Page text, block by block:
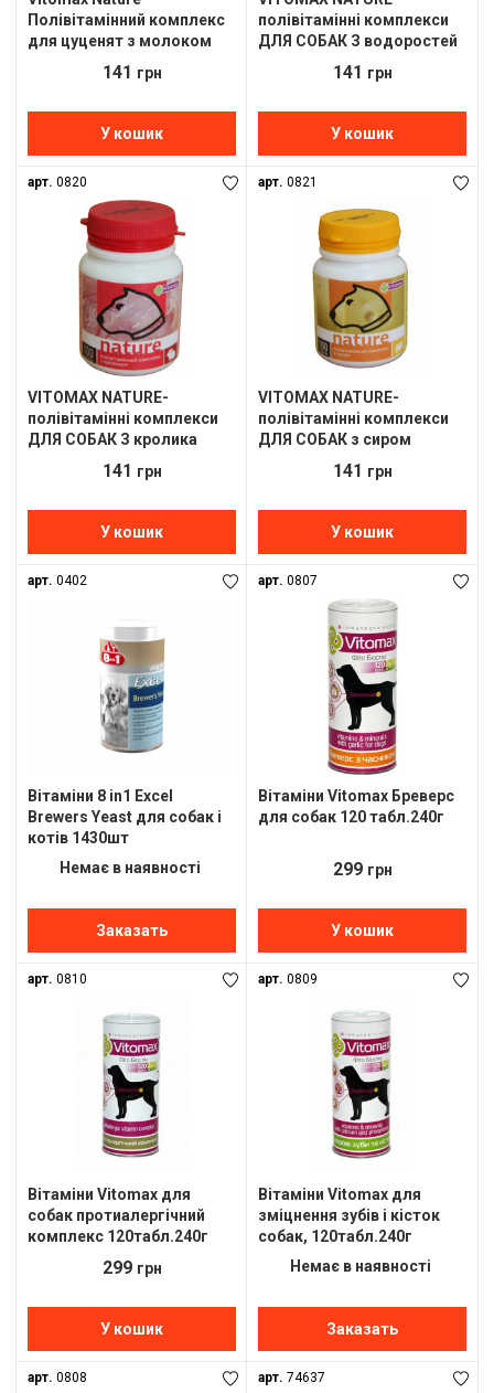
Полівітамінний комплекс
для цуценят з молоком
141 грн
У кошик
полівітамінні комплекси
ДЛЯ СОБАК З водоростей
141 грн
У кошик
арт. 0820
VITOMAX NATURE-
полівітамінні комплекси
ДЛЯ СОБАК З кролика
141 грн
У кошик
арт. 0821
VITOMAX NATURE-
полівітамінні комплекси
ДЛЯ СОБАК з сиром
141 грн
У кошик
арт. 0402
Вітаміни 8 in1 Excel
Brewers Yeast для собак і
котів 1430шт
Немає в наявності
Заказать
арт. 0807
Вітаміни Vitomax Бреверс
для собак 120 табл.240г
299 грн
У кошик
арт. 0810
Вітаміни Vitomax для
собак протиалергічний
комплекс 120табл.240г
299 грн
У кошик
арт. 0809
Вітаміни Vitomax для
зміцнення зубів і кісток
собак, 120табл.240г
Немає в наявності
Заказать
арт. 0808 арт. 74637